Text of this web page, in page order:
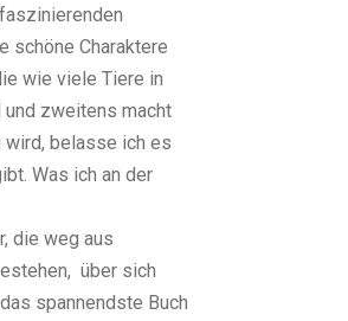
schöne Charaktere
wie viele Tiere in
und zweitens macht
wird, belasse ich es
Was ich an der
die weg aus
über sich
spannendste Buch